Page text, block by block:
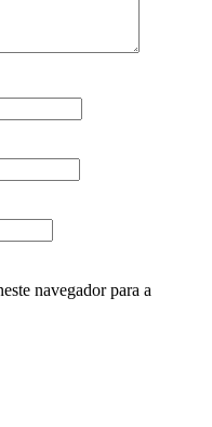
navegador para a